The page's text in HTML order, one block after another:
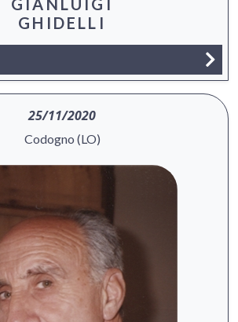
GIANLUIGI
GHIDELLI
25/11/2020
Codogno (LO)